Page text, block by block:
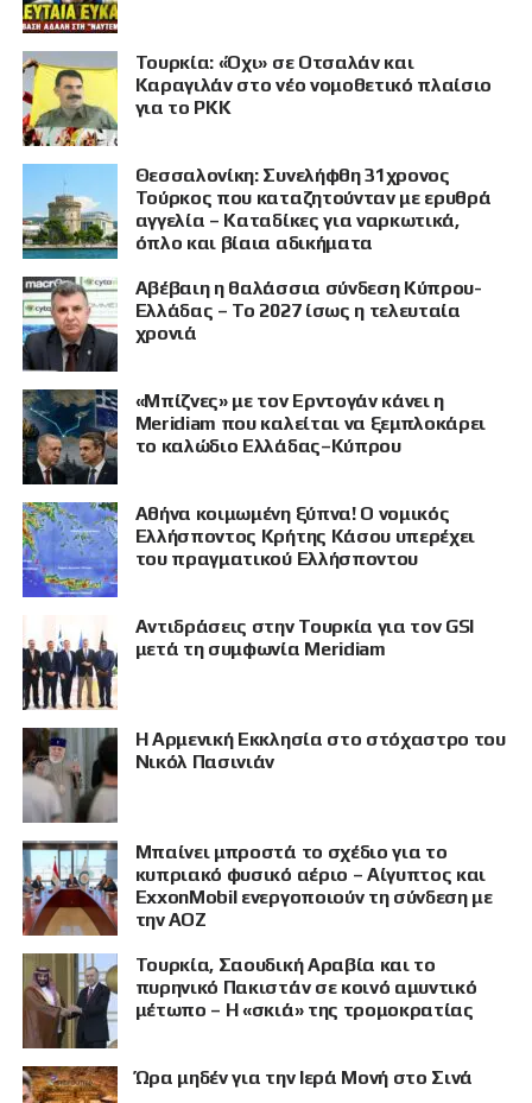
ΠΡΟΒΟΛΗ
Τουρκία: «Όχι» σε Οτσαλάν και
Καραγιλάν στο νέο νομοθετικό πλαίσιο
για το PKK
Θεσσαλονίκη: Συνελήφθη 31χρονος
Τούρκος που καταζητούνταν με ερυθρά
αγγελία – Καταδίκες για ναρκωτικά,
όπλο και βίαια αδικήματα
Αβέβαιη η θαλάσσια σύνδεση Κύπρου-
Ελλάδας – Το 2027 ίσως η τελευταία
χρονιά
«Μπίζνες» με τον Ερντογάν κάνει η
Meridiam που καλείται να ξεμπλοκάρει
το καλώδιο Ελλάδας–Κύπρου
Αθήνα κοιμωμένη ξύπνα! Ο νομικός
Ελλήσποντος Κρήτης Κάσου υπερέχει
του πραγματικού Ελλήσποντου
Αντιδράσεις στην Τουρκία για τον GSI
μετά τη συμφωνία Meridiam
Η Αρμενική Εκκλησία στο στόχαστρο του
Νικόλ Πασινιάν
Μπαίνει μπροστά το σχέδιο για το
κυπριακό φυσικό αέριο – Αίγυπτος και
ExxonMobil ενεργοποιούν τη σύνδεση με
την ΑΟΖ
Τουρκία, Σαουδική Αραβία και το
πυρηνικό Πακιστάν σε κοινό αμυντικό
μέτωπο – Η «σκιά» της τρομοκρατίας
Ώρα μηδέν για την Ιερά Μονή στο Σινά